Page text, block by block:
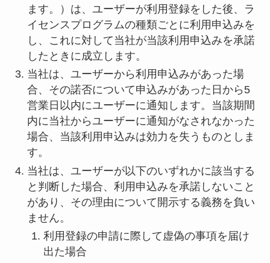
ます。）は、ユーザーが利用登録をした後、ラ
イセンスプログラムの種類ごとに利用申込みを
し、これに対して当社が当該利用申込みを承諾
したときに成立します。
当社は、ユーザーから利用申込みがあった場
合、その諾否について申込みがあった日から5
営業日以内にユーザーに通知します。当該期間
内に当社からユーザーに通知がなされなかった
場合、当該利用申込みは効力を失うものとしま
す。
当社は、ユーザーが以下のいずれかに該当する
と判断した場合、利用申込みを承諾しないこと
があり、その理由について開示する義務を負い
ません。
利用登録の申請に際して虚偽の事項を届け
出た場合